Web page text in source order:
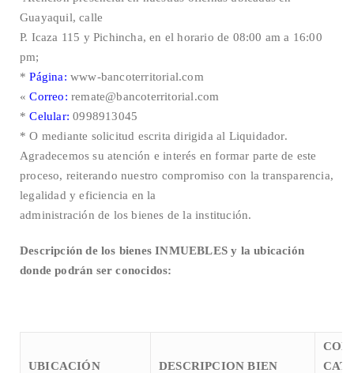
Guayaquil, calle
P. Icaza 115 y Pichincha, en el horario de 08:00 am a 16:00
pm;
*Página: www-bancoterritorial.com
«Correo: remate@bancoterritorial.com
*Celular: 0998913045
* O mediante solicitud escrita dirigida al Liquidador.
Agradecemos su atención e interés en formar parte de este
proceso, reiterando nuestro compromiso con la transparencia,
legalidad y eficiencia en la
administración de los bienes de la institución.
Descripción de los bienes INMUEBLES y la ubicación
donde podrán ser conocidos:
UBICACIÓN DESCRIPCION BIEN
COD